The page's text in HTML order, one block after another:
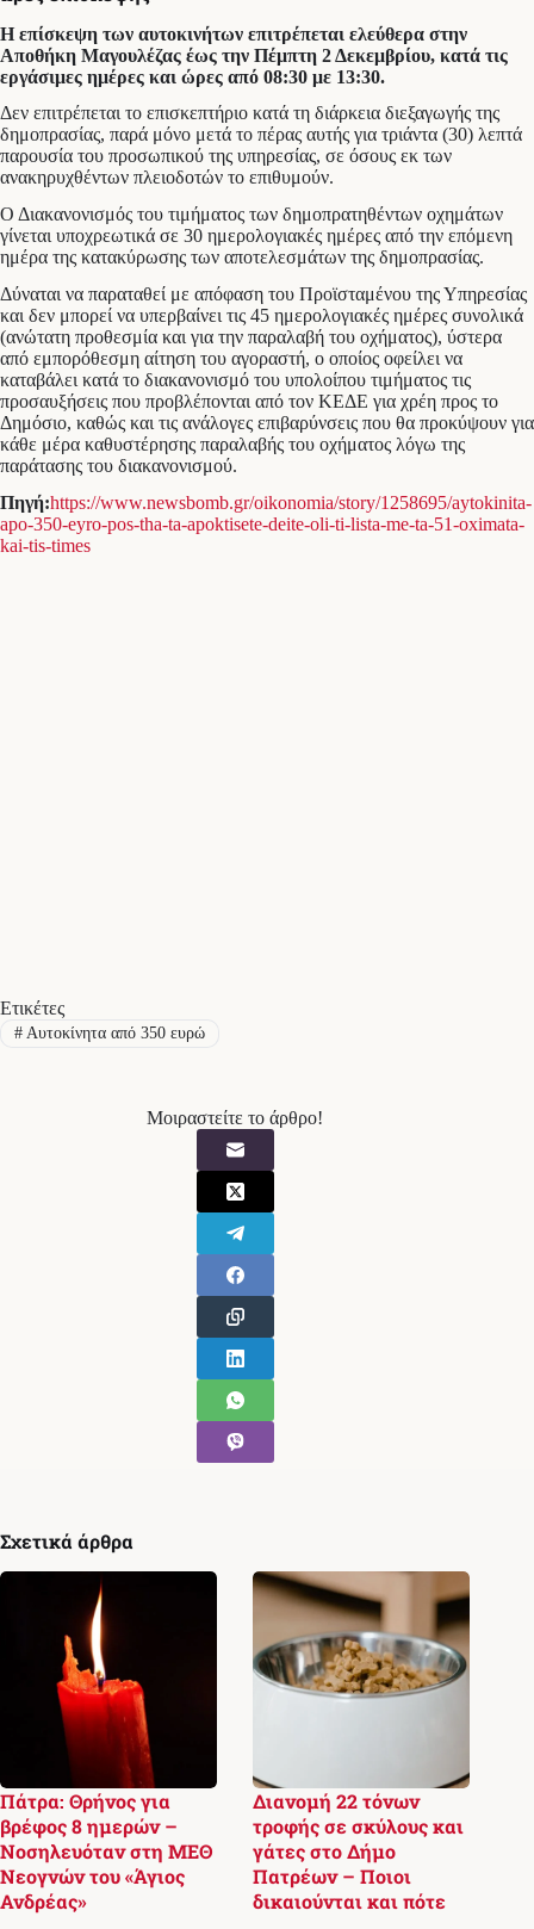
Η επίσκεψη των αυτοκινήτων επιτρέπεται ελεύθερα στην
Αποθήκη Μαγουλέζας έως την Πέμπτη 2 Δεκεμβρίου, κατά τις
εργάσιμες ημέρες και ώρες από 08:30 με 13:30.
Δεν επιτρέπεται το επισκεπτήριο κατά τη διάρκεια διεξαγωγής της
δημοπρασίας, παρά μόνο μετά το πέρας αυτής για τριάντα (30) λεπτά
παρουσία του προσωπικού της υπηρεσίας, σε όσους εκ των
ανακηρυχθέντων πλειοδοτών το επιθυμούν.
Ο Διακανονισμός του τιμήματος των δημοπρατηθέντων οχημάτων
γίνεται υποχρεωτικά σε 30 ημερολογιακές ημέρες από την επόμενη
ημέρα της κατακύρωσης των αποτελεσμάτων της δημοπρασίας.
Δύναται να παραταθεί με απόφαση του Προϊσταμένου της Υπηρεσίας
και δεν μπορεί να υπερβαίνει τις 45 ημερολογιακές ημέρες συνολικά
(ανώτατη προθεσμία και για την παραλαβή του οχήματος), ύστερα
από εμπορόθεσμη αίτηση του αγοραστή, ο οποίος οφείλει να
καταβάλει κατά το διακανονισμό του υπολοίπου τιμήματος τις
προσαυξήσεις που προβλέπονται από τον ΚΕΔΕ για χρέη προς το
Δημόσιο, καθώς και τις ανάλογες επιβαρύνσεις που θα προκύψουν για
κάθε μέρα καθυστέρησης παραλαβής του οχήματος λόγω της
παράτασης του διακανονισμού.
Πηγή:https://www.newsbomb.gr/oikonomia/story/1258695/aytokinita-
apo-350-eyro-pos-tha-ta-apoktisete-deite-oli-ti-lista-me-ta-51-oximata-
kai-tis-times
Ετικέτες
#Αυτοκίνητα από 350 ευρώ
Μοιραστείτε το άρθρο!
Σχετικά άρθρα
Πάτρα: Θρήνος για
βρέφος 8 ημερών –
Νοσηλευόταν στη ΜΕΘ
Νεογνών του «Άγιος
Ανδρέας»
Διανομή 22 τόνων
τροφής σε σκύλους και
γάτες στο Δήμο
Πατρέων – Ποιοι
δικαιούνται και πότε